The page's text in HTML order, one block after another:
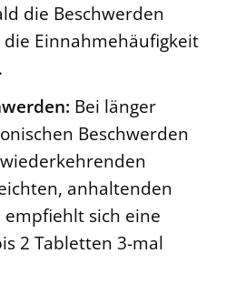
die Beschwerden
Einnahmehäufigkeit
Bei länger
Beschwerden
anhaltenden
sich eine
2 Tabletten 3-mal